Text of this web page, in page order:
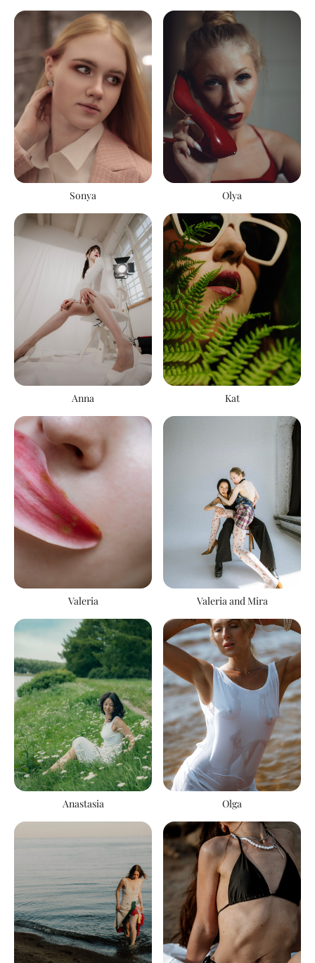
Sonya Olya
Anna Kat
Valeria Valeria and Mira
Anastasia Olga